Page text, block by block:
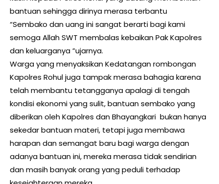
bantuan sehingga dirinya merasa terbantu
“Sembako dan uang ini sangat berarti bagi kami
semoga Allah SWT membalas kebaikan Pak Kapolres
dan keluarganya ”ujarnya.
Warga yang menyaksikan Kedatangan rombongan
Kapolres Rohul juga tampak merasa bahagia karena
telah membantu tetangganya apalagi di tengah
kondisi ekonomi yang sulit, bantuan sembako yang
diberikan oleh Kapolres dan Bhayangkari bukan hanya
sekedar bantuan materi, tetapi juga membawa
harapan dan semangat baru bagi warga dengan
adanya bantuan ini, mereka merasa tidak sendirian
dan masih banyak orang yang peduli terhadap